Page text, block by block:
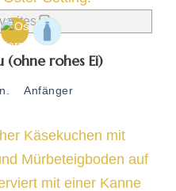
(ohne rohes Ei)
Anfänger